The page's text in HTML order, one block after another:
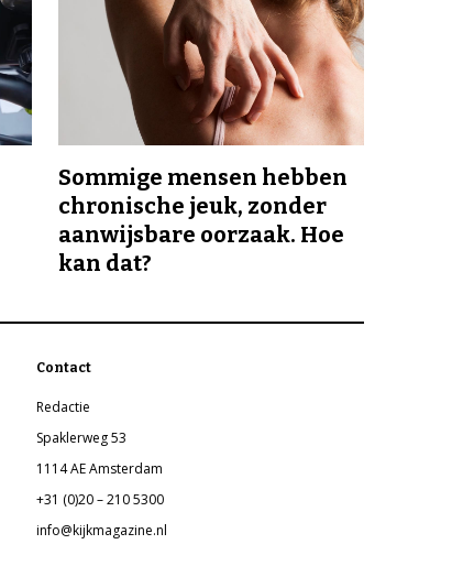
Sommige mensen hebben
chronische jeuk, zonder
aanwijsbare oorzaak. Hoe
kan dat?
Contact
Redactie
Spaklerweg 53
1114 AE Amsterdam
+31 (0)20 – 210 5300
info@kijkmagazine.nl